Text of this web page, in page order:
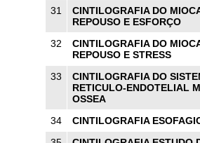
31
CINTILOGRAFIA DO
REPOUSO E ESFORÇO
32
CINTILOGRAFIA DO
REPOUSO E STRESS
33
CINTILOGRAFIA DO
RETICULO-ENDOTELIAL
OSSEA
34
CINTILOGRAFIA